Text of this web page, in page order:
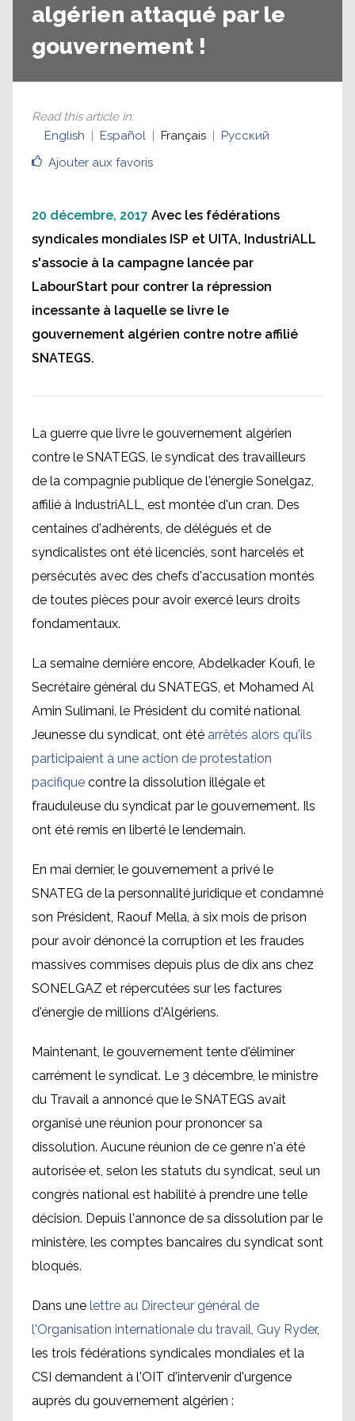
algérien attaqué par le
gouvernement !
Ajouter aux favoris
Read this article in:
English
Español Français Русский
20 décembre, 2017 Avec les fédérations
syndicales mondiales ISP et UITA, IndustriALL
s'associe à la campagne lancée par
LabourStart pour contrer la répression
incessante à laquelle se livre le
gouvernement algérien contre notre affilié
SNATEGS.
La guerre que livre le gouvernement algérien
contre le SNATEGS, le syndicat des travailleurs
de la compagnie publique de l'énergie Sonelgaz,
affilié à IndustriALL, est montée d'un cran. Des
centaines d'adhérents, de délégués et de
syndicalistes ont été licenciés, sont harcelés et
persécutés avec des chefs d'accusation montés
de toutes pièces pour avoir exercé leurs droits
fondamentaux.
La semaine dernière encore, Abdelkader Koufi, le
Secrétaire général du SNATEGS, et Mohamed Al
Amin Sulimani, le Président du comité national
Jeunesse du syndicat, ont été arrêtés alors qu'ils
participaient à une action de protestation
pacifique contre la dissolution illégale et
frauduleuse du syndicat par le gouvernement. Ils
ont été remis en liberté le lendemain.
En mai dernier, le gouvernement a privé le
SNATEG de la personnalité juridique et condamné
son Président, Raouf Mella, à six mois de prison
pour avoir dénoncé la corruption et les fraudes
massives commises depuis plus de dix ans chez
SONELGAZ et répercutées sur les factures
d'énergie de millions d'Algériens.
Maintenant, le gouvernement tente d'éliminer
carrément le syndicat. Le 3 décembre, le ministre
du Travail a annoncé que le SNATEGS avait
organisé une réunion pour prononcer sa
dissolution. Aucune réunion de ce genre n'a été
autorisée et, selon les statuts du syndicat, seul un
congrès national est habilité à prendre une telle
décision. Depuis l'annonce de sa dissolution par le
ministère, les comptes bancaires du syndicat sont
bloqués.
Dans une lettre au Directeur général de
l'Organisation internationale du travail, Guy Ryder,
les trois fédérations syndicales mondiales et la
CSI demandent à l'OIT d'intervenir d'urgence
auprès du gouvernement algérien :